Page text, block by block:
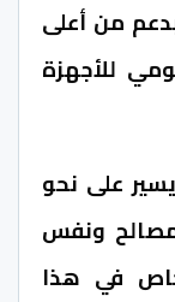
من أعلى
للأجهزة
على نحو
ونفس
في هذا